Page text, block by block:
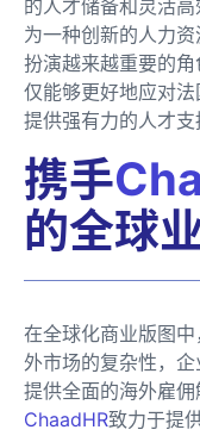
的人才储备和灵活
为一种创新的人力
扮演越来越重要的
仅能够更好地应对
提供强有力的人才支
携手
的全球
在全球化商业版图
外市场的复杂性，企
提供全面的海外雇佣
ChaadHR致力于提